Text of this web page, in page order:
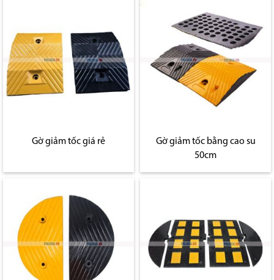
Gờ giảm tốc giá rẻ
Gờ giảm tốc bằng cao su
50cm